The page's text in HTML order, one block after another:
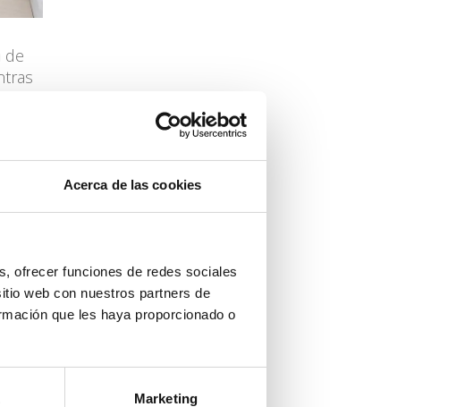
Acerca de las cookies
ofrecer funciones de redes sociales
web con nuestros partners de
que les haya proporcionado o
Marketing
de